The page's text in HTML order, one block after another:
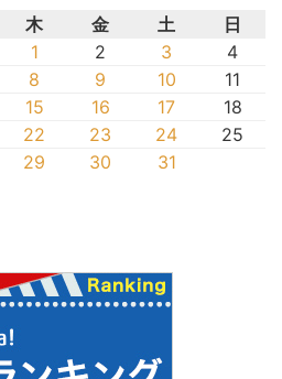
木 金 土
日
1
2 3
4
8 9 10
11
15 16 17
18
22 23 24
25
29 30
31